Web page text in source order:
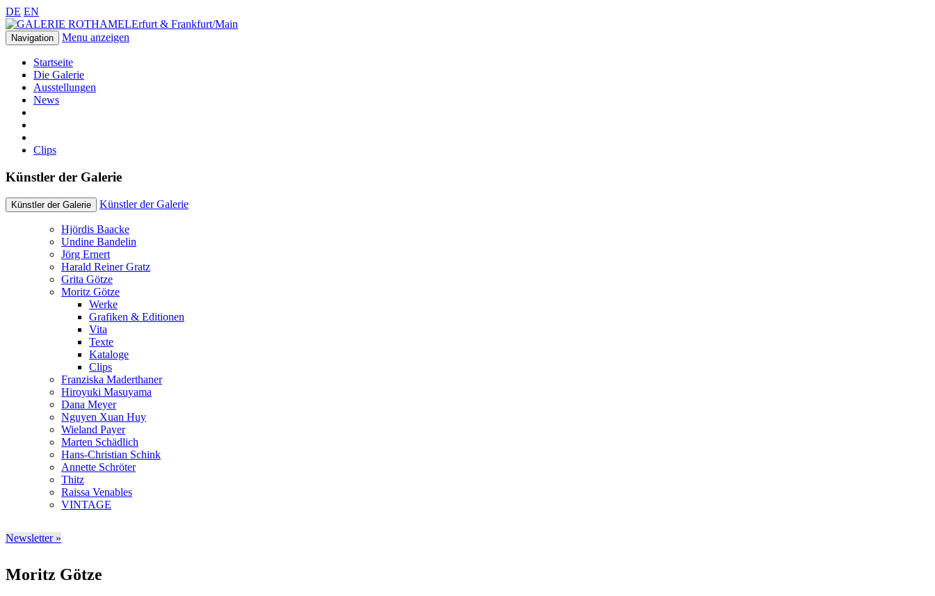
DE EN
Erfurt & Frankfurt/Main
Navigation Menu anzeigen
Startseite
Die Galerie
Ausstellungen
News
Clips
Künstler der Galerie
Künstler der Galerie Künstler der Galerie
Hjördis Baacke
Undine Bandelin
Jörg Ernert
Harald Reiner Gratz
Grita Götze
Moritz Götze
Werke
Grafiken & Editionen
Vita
Texte
Kataloge
Clips
Franziska Maderthaner
Hiroyuki Masuyama
Dana Meyer
Nguyen Xuan Huy
Wieland Payer
Marten Schädlich
Hans-Christian Schink
Annette Schröter
Thitz
Raissa Venables
VINTAGE
Newsletter »
Moritz Götze